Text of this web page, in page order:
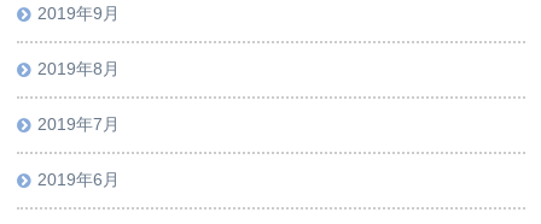
2019年9月
2019年8月
2019年7月
2019年6月